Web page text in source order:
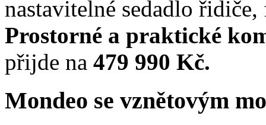
nastavitelné sedadlo
Prostorné a praktické
přijde na 479 990 Kč.
Mondeo se vznětovým